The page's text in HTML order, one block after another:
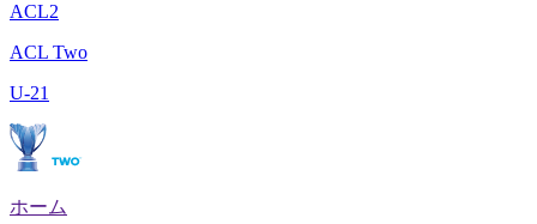
ACL2
ACL Two
U-21
ホーム